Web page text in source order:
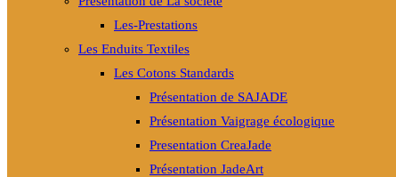
Les-Prestations
Les Enduits Textiles
Les Cotons Standards
Présentation de SAJADE
Présentation Vaigrage écologique
Presentation CreaJade
Présentation JadeArt